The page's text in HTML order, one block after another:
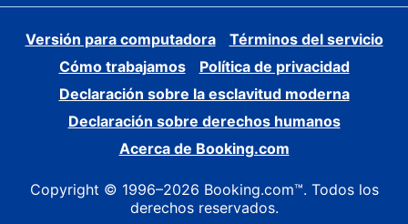
Versión para computadora
Términos del servicio
Cómo trabajamos
Política de privacidad
Declaración sobre la esclavitud moderna
Declaración sobre derechos humanos
Acerca de Booking.com
Copyright © 1996–2026 Booking.com™. Todos los
derechos reservados.